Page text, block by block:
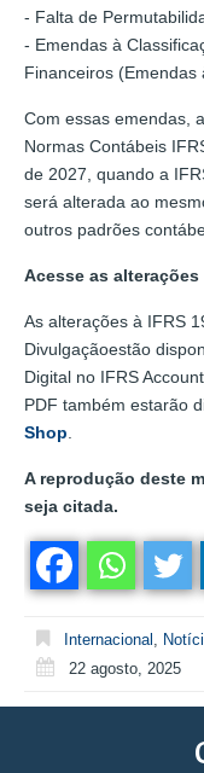
- Falta de
- Emendas à
Financeiros (Emendas
Com essas emendas,
Normas Contábeis
de 2027, quando a
será alterada ao
outros padrões
Acesse as alterações
As alterações à IFRS
Divulgaçãoestão
Digital no IFRS
PDF também estarão
Shop
A reprodução deste
seja citada.
Internacional
22 agosto, 2025